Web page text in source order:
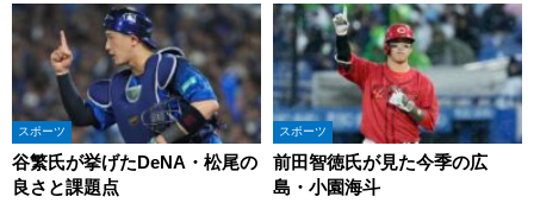
0(ZERO)』に登場！
スポーツ
谷繁氏が挙げたDeNA・松尾の
良さと課題点
スポーツ
前田智徳氏が見た今季の広
島・小園海斗